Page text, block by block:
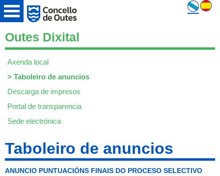
Outes Dixital
Axenda local
> Taboleiro de anuncios
Descarga de impresos
Portal de transparencia
Sede electrónica
Taboleiro de anuncios
ANUNCIO PUNTUACIÓNS FINAIS DO PROCESO SELECTIVO